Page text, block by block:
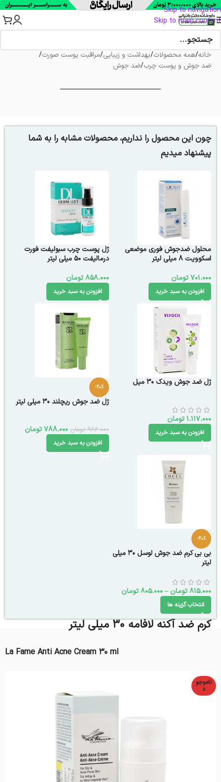
Skip to navigation
Skip to main content
خانه/همه محصولات/بهداشت و زیبایی/مراقبت پوست صورت/
ضد جوش و پوست چرب/ضد جوش
چون این محصول را نداریم، محصولات مشابه را به شما
پیشنهاد میدیم
محلول ضدجوش فوری موضعی
اسکوویت 8 میلی لیتر
701.000تومان
افزودن به سبد خرید
ژل پوست چرب سبولیفت فورت
درمالیفت 50 میلی لیتر
858.000تومان
افزودن به سبد خرید
ژل ضد جوش ویدک 30 میل
1.117.000تومان
افزودن به سبد خرید
-20%
ژل ضد جوش ریچلند 30 میلی لیتر
986.000 تومان 788.000تومان
افزودن به سبد خرید
-20%
بی بی کرم ضد جوش لوسل 30 میلی
لیتر
815.000تومان –
805.000تومان
انتخاب گزینه ها
کرم ضد آکنه لافامه 30 میلی لیتر
La Fame Anti Acne Cream 30 ml
ناموجو
د